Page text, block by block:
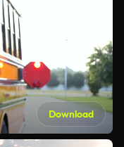
Download